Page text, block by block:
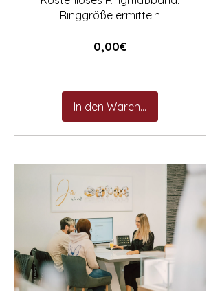
Ringgröße ermitteln
0,00€Preis
In den Warenkorb